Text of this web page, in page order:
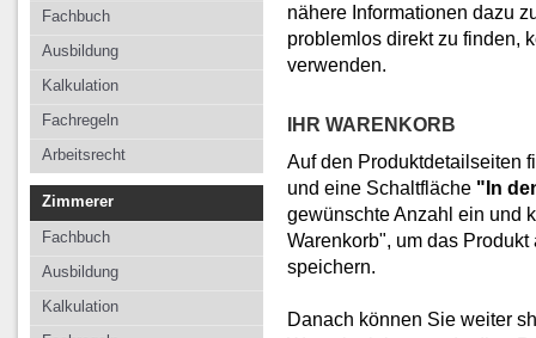
Fachbuch
Ausbildung
Kalkulation
Fachregeln
Arbeitsrecht
Zimmerer
Fachbuch
Ausbildung
Kalkulation
nähere Informationen dazu
problemlos direkt zu finden,
verwenden.
IHR WARENKORB
Auf den Produktdetailseiten
und eine Schaltfläche "In
gewünschte Anzahl ein und
Warenkorb", um das
speichern.
Danach können Sie weiter